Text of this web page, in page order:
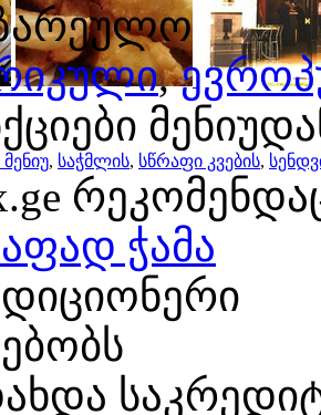
,
, საჭმლის, სწრაფი კვების,
ჭამა